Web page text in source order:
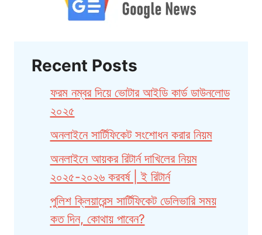
Recent Posts
ফরম নম্বর দিয়ে ভোটার আইডি কার্ড ডাউনলোড
২০২৫
অনলাইনে সার্টিফিকেট সংশোধন করার নিয়ম
অনলাইনে আয়কর রিটার্ন দাখিলের নিয়ম
২০২৫-২০২৬ করবর্ষ | ই রিটার্ন
পুলিশ ক্লিয়ারেন্স সার্টিফিকেট ডেলিভারি সময়
কত দিন, কোথায় পাবেন?